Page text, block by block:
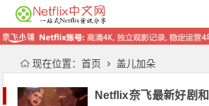
现在位置： 首页 盖儿加朵
Netflix奈飞最新好剧